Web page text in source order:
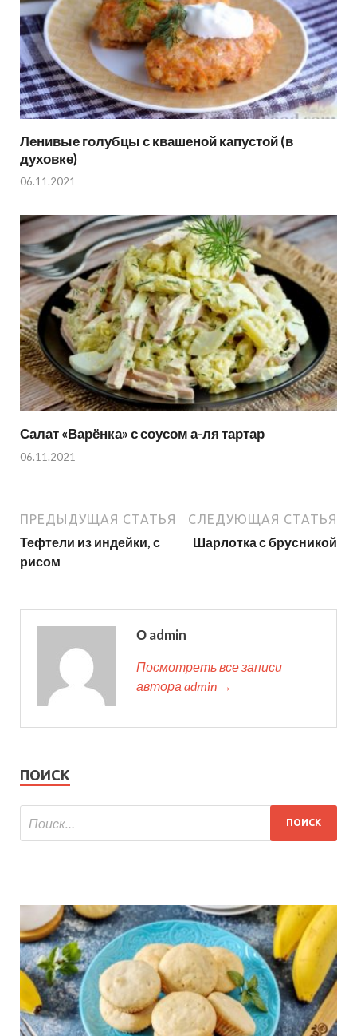
Ленивые голубцы с квашеной капустой (в
духовке)
06.11.2021
Салат «Варёнка» с соусом а-ля тартар
06.11.2021
ПРЕДЫДУЩАЯ СТАТЬЯ
Тефтели из индейки, с
рисом
СЛЕДУЮЩАЯ СТАТЬЯ
Шарлотка с брусникой
О admin
Посмотреть все записи
автора admin →
ПОИСК